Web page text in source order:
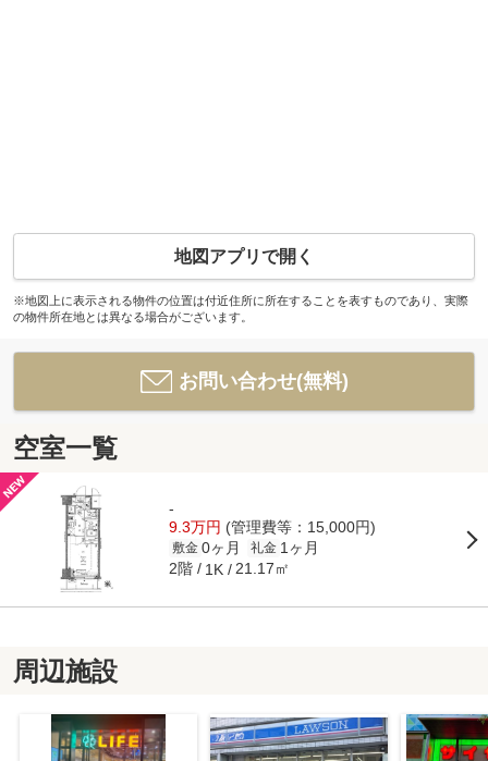
地図アプリで開く
※地図上に表示される物件の位置は付近住所に所在することを表すものであり、実際
の物件所在地とは異なる場合がございます。
お問い合わせ(無料)
空室一覧
-
9.3万円 (管理費等：15,000円)
敷金 0ヶ月 礼金 1ヶ月
2階 1K 21.17㎡
周辺施設